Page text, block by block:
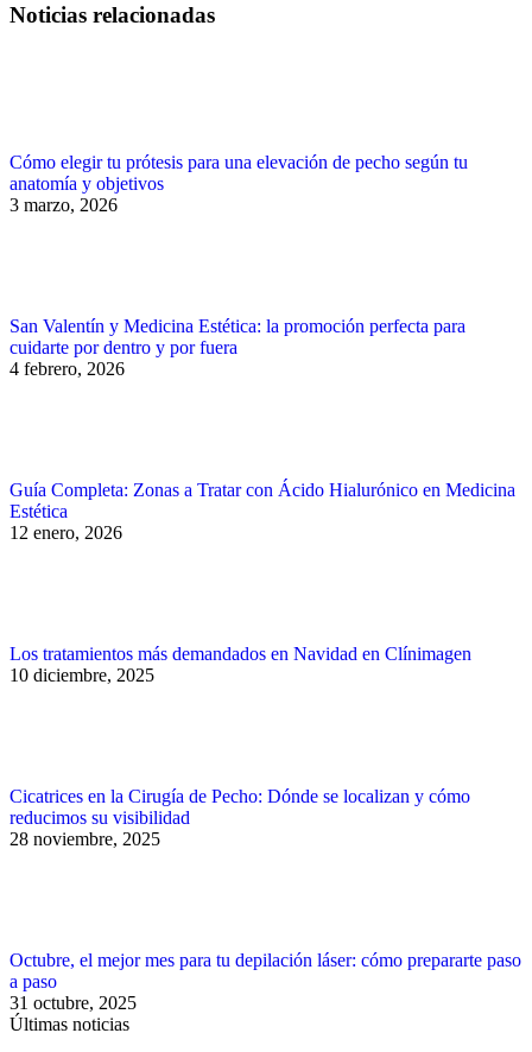
Noticias relacionadas
Cómo elegir tu prótesis para una elevación de pecho según tu
anatomía y objetivos
3 marzo, 2026
San Valentín y Medicina Estética: la promoción perfecta para
cuidarte por dentro y por fuera
4 febrero, 2026
Guía Completa: Zonas a Tratar con Ácido Hialurónico en Medicina
Estética
12 enero, 2026
Los tratamientos más demandados en Navidad en Clínimagen
10 diciembre, 2025
Cicatrices en la Cirugía de Pecho: Dónde se localizan y cómo
reducimos su visibilidad
28 noviembre, 2025
Octubre, el mejor mes para tu depilación láser: cómo prepararte paso
a paso
31 octubre, 2025
Últimas noticias